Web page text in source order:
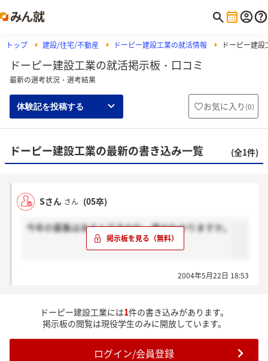
トップ 建設/住宅/不動産 ドーピー建設工業の就活情報 ドーピー建
ドーピー建設工業の就活掲示板・口コミ
最新の選考状況・選考結果
体験記を投稿する お気に入り (0)
ドーピー建設工業の最新の書き込み一覧 (全1件)
Sさん さん (05卒)
今年の募集はあるんですかね。誰かわかりますか。
2004年5月22日 18:53
ドーピー建設工業には1件の書き込みがあります。
掲示板の閲覧は現役学生のみに開放しています。
ログイン/会員登録